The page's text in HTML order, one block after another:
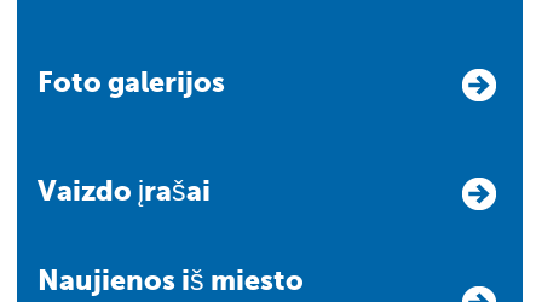
Foto galerijos
Vaizdo įrašai
Naujienos iš miesto